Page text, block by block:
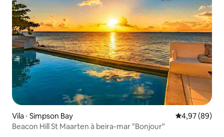
Vila ⋅ Simpson Bay 4,97 de uma
4,97 (89)
Beacon Hill St Maarten à beira-mar "Bonjour"